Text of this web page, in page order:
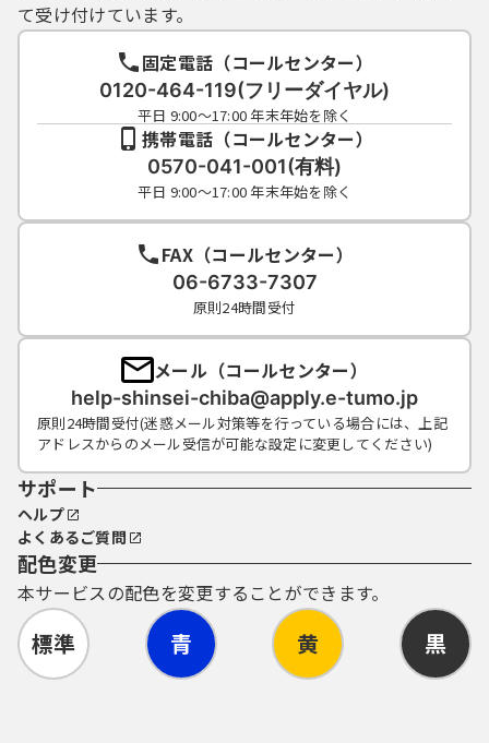
て受け付けています。
固定電話（コールセンター）
0120-464-119(フリーダイヤル)
平日 9:00～17:00 年末年始を除く
携帯電話（コールセンター）
0570-041-001(有料)
平日 9:00～17:00 年末年始を除く
FAX（コールセンター）
06-6733-7307
原則24時間受付
メール（コールセンター）
help-shinsei-chiba@apply.e-tumo.jp
原則24時間受付(迷惑メール対策等を行っている場合には、上記
アドレスからのメール受信が可能な設定に変更してください)
サポート
ヘルプ
よくあるご質問
配色変更
本サービスの配色を変更することができます。
標準 青 黄 黒